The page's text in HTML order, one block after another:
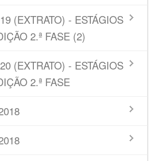
(EXTRATO) - ESTÁGIOS
2.ª FASE (2)
(EXTRATO) - ESTÁGIOS
2.ª FASE